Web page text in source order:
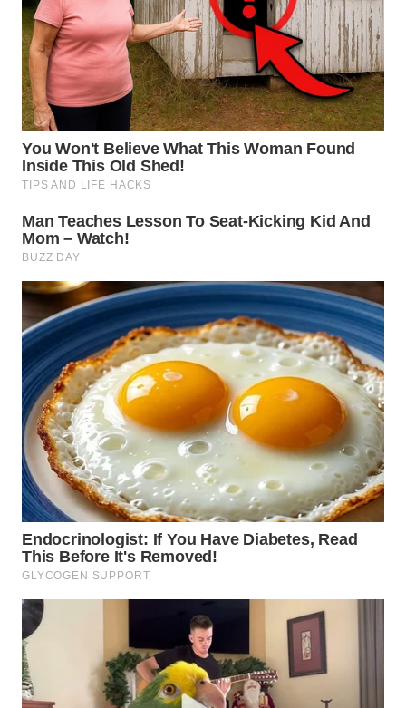
KARO
WN
SIMALUNGUN
LABUHANBATU
WN
TENGAH
WN DELI
SERDANG
WN
TEBING
TINGGI
WN
PAKPAK
WN
KARAWANG
WN
BEKASI
WN